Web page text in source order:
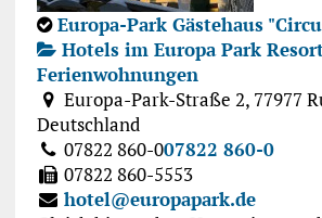
Europa-Park Gästehaus
Hotels im Europa Park
Ferienwohnungen
Europa-Park-Straße 2, 77977
Deutschland
07822 860-007822 860-0
07822 860-5553
hotel@europapark.de